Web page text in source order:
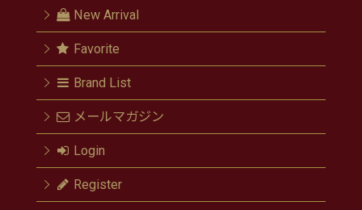
New Arrival
Favorite
Brand List
メールマガジン
Login
Register